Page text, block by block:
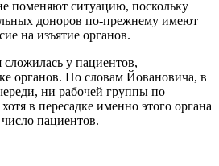
поменяют ситуацию, поскольку
доноров по-прежнему имеют
на изъятие органов.
у пациентов,
органов. По словам Йовановича, в
ни рабочей группы по
в пересадке именно этого органа
пациентов.